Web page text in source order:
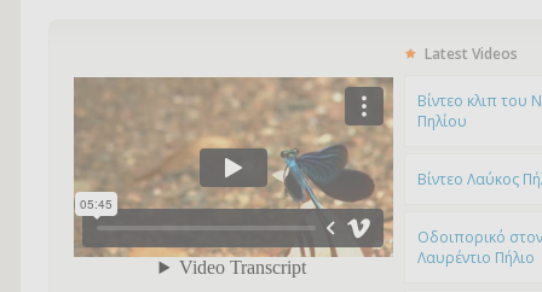
Latest Videos
Bίντεο κλιπ του
Πηλίου
Βίντεο Λαύκος
Οδοιπορικό
Λαυρέντιο Πήλιο